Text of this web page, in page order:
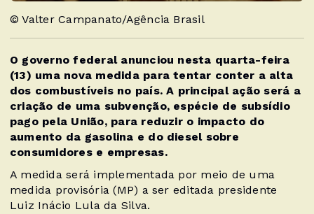
© Valter Campanato/Agência Brasil
O governo federal anunciou nesta quarta-feira
(13) uma nova medida para tentar conter a alta
dos combustíveis no país. A principal ação será a
criação de uma subvenção, espécie de subsídio
pago pela União, para reduzir o impacto do
aumento da gasolina e do diesel sobre
consumidores e empresas.
A medida será implementada por meio de uma
medida provisória (MP) a ser editada presidente
Luiz Inácio Lula da Silva.